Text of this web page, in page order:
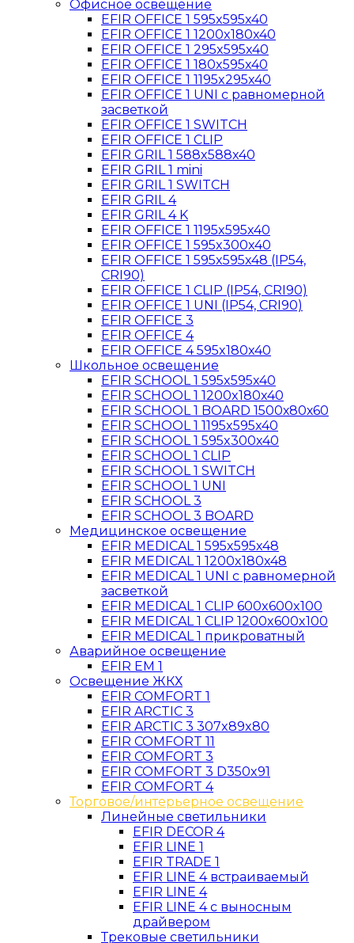
Офисное освещение
EFIR OFFICE 1 595x595x40
EFIR OFFICE 1 1200x180x40
EFIR OFFICE 1 295x595x40
EFIR OFFICE 1 180x595x40
EFIR OFFICE 1 1195x295x40
EFIR OFFICE 1 UNI c равномерной
засветкой
EFIR OFFICE 1 SWITCH
EFIR OFFICE 1 CLIP
EFIR GRIL 1 588x588x40
EFIR GRIL 1 mini
EFIR GRIL 1 SWITCH
EFIR GRIL 4
EFIR GRIL 4 K
EFIR OFFICE 1 1195x595x40
EFIR OFFICE 1 595x300x40
EFIR OFFICE 1 595x595x48 (IP54,
CRI90)
EFIR OFFICE 1 CLIP (IP54, CRI90)
EFIR OFFICE 1 UNI (IP54, CRI90)
EFIR OFFICE 3
EFIR OFFICE 4
EFIR OFFICE 4 595x180x40
Школьное освещение
EFIR SCHOOL 1 595x595x40
EFIR SCHOOL 1 1200x180x40
EFIR SCHOOL 1 BOARD 1500х80х60
EFIR SCHOOL 1 1195x595x40
EFIR SCHOOL 1 595x300x40
EFIR SCHOOL 1 CLIP
EFIR SCHOOL 1 SWITCH
EFIR SCHOOL 1 UNI
EFIR SCHOOL 3
EFIR SCHOOL 3 BOARD
Медицинское освещение
EFIR MEDICAL 1 595x595x48
EFIR MEDICAL 1 1200x180x48
EFIR MEDICAL 1 UNI с равномерной
засветкой
EFIR MEDICAL 1 CLIP 600x600x100
EFIR MEDICAL 1 CLIP 1200x600x100
EFIR MEDICAL 1 прикроватный
Аварийное освещение
EFIR EM 1
Освещение ЖКХ
EFIR COMFORT 1
EFIR ARCTIC 3
EFIR ARCTIC 3 307x89x80
EFIR COMFORT 11
EFIR COMFORT 3
EFIR COMFORT 3 D350x91
EFIR COMFORT 4
Торговое/интерьерное освещение
Линейные светильники
EFIR DECOR 4
EFIR LINE 1
EFIR TRADE 1
EFIR LINE 4 встраиваемый
EFIR LINE 4
EFIR LINE 4 с выносным
драйвером
Трековые светильники